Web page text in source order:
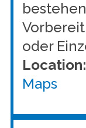
oder
Location:
Maps